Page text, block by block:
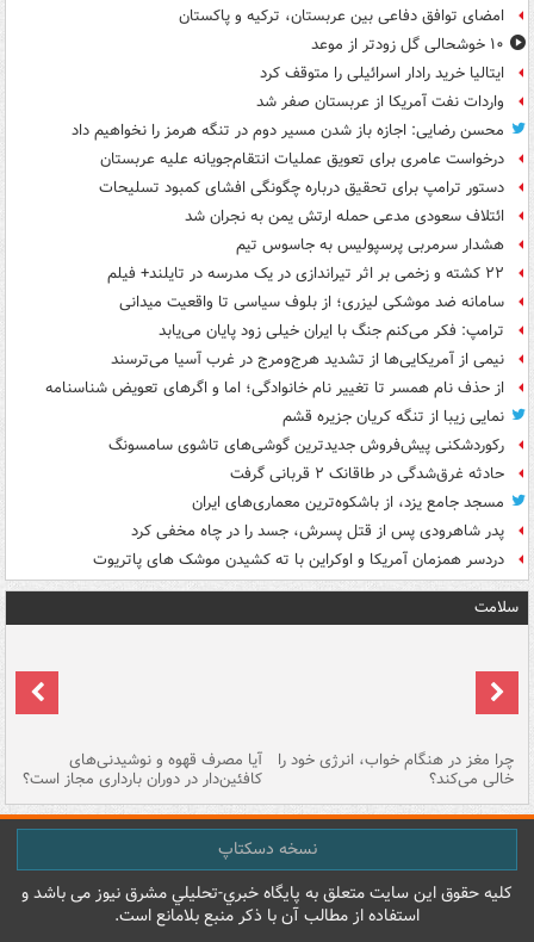
امضای توافق دفاعی بین عربستان، ترکیه و پاکستان
۱۰ خوشحالی گل زودتر از موعد
ایتالیا خرید رادار اسرائیلی را متوقف کرد
واردات نفت آمریکا از عربستان صفر شد
محسن رضایی: اجازه باز شدن مسیر دوم در تنگه هرمز را نخواهیم داد
درخواست عامری برای تعویق عملیات انتقام‌جویانه علیه عربستان
دستور ترامپ برای تحقیق درباره چگونگی افشای کمبود تسلیحات
ائتلاف سعودی مدعی حمله ارتش یمن به نجران شد
هشدار سرمربی پرسپولیس به جاسوس تیم
۲۲ کشته و زخمی بر اثر تیراندازی در یک مدرسه در تایلند+ فیلم
سامانه ضد موشکی لیزری؛ از بلوف سیاسی تا واقعیت میدانی
ترامپ: فکر می‌کنم جنگ با ایران خیلی زود پایان می‌یابد
نیمی از آمریکایی‌ها از تشدید هرج‌ومرج در غرب آسیا می‌ترسند
از حذف نام همسر تا تغییر نام خانوادگی؛ اما و اگرهای تعویض شناسنامه
نمایی زیبا از تنگه کریان جزیره قشم
رکوردشکنی پیش‌فروش جدیدترین گوشی‌های تاشوی سامسونگ
حادثه غرق‌شدگی در طاقانک ۲ قربانی گرفت
مسجد جامع یزد، از باشکوه‌ترین معماری‌های ایران
پدر شاهرودی پس از قتل پسرش، جسد را در چاه مخفی کرد
دردسر همزمان آمریکا و اوکراین با ته کشیدن موشک های پاتریوت
سلامت
چرا مغز در هنگام خواب، انرژی خود را
خالی می‌کند؟
آیا مصرف قهوه و نوشیدنی‌های
کافئین‌دار در دوران بارداری مجاز است؟
نسخه دسکتاپ
کليه حقوق اين سايت متعلق به پایگاه خبري-تحليلي مشرق نيوز می باشد و
استفاده از مطالب آن با ذکر منبع بلامانع است.